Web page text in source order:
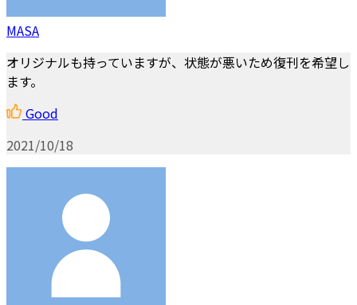
MASA
オリジナルも持っていますが、状態が悪いため復刊を希望し
ます。
Good
2021/10/18